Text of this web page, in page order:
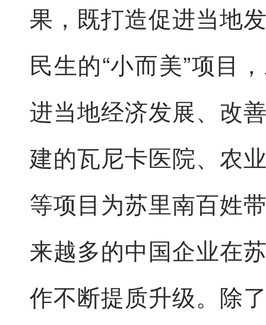
果，既打造促进当地
民生的“小而美”项目
进当地经济发展、改
建的瓦尼卡医院、农
等项目为苏里南百姓
来越多的中国企业在
作不断提质升级。除